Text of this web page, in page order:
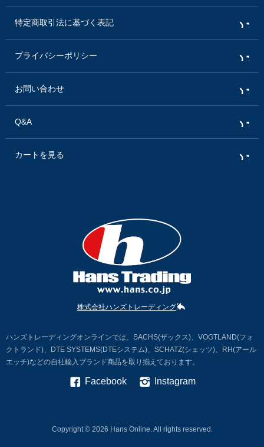
特定商取引法に基づく表記
プライバシーポリシー
お問い合わせ
Q&A
カートを見る
株式会社ハンズトレーディング
ハンズトレーディングオンラインでは、SACHS(ザックス)、VOGTLAND(フォ
クトランド)、DTE SYSTEMS(DTEシステム)、SCHATZ(シェッツ)、RH(アール
エッチ)などの自社輸入ブランド商品を取り揃えております。
Facebook Instagram
Copyright © 2026 Hans Online. All rights reserved.